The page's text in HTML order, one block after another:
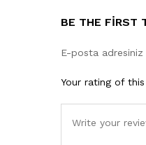
BE THE FIRST
E-posta adresiniz
Your rating of